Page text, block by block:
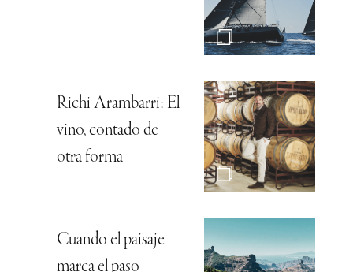
Richi Arambarri: El
vino, contado de
otra forma
Cuando el paisaje
marca el paso